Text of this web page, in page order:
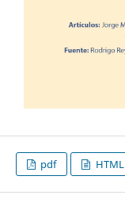
pdf HTML